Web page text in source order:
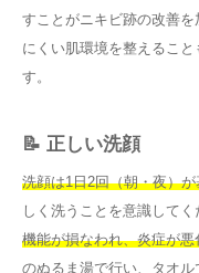
すことがニキビ跡の改善
にくい肌環境を整えるこ
す。
📝 正しい洗顔
洗顔は1日2回（朝・夜）
しく洗うことを意識してく
機能が損なわれ、炎症が
のぬるま湯で行い、タオ